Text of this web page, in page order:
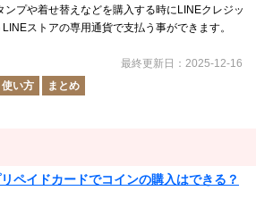
ンプや着せ替えなどを購入する時にLINEクレジッ
LINEストアの専用通貨で支払う事ができます。
最終更新日：2025-12-16
使い方 まとめ
ペイドカードでコインの購入はできる？